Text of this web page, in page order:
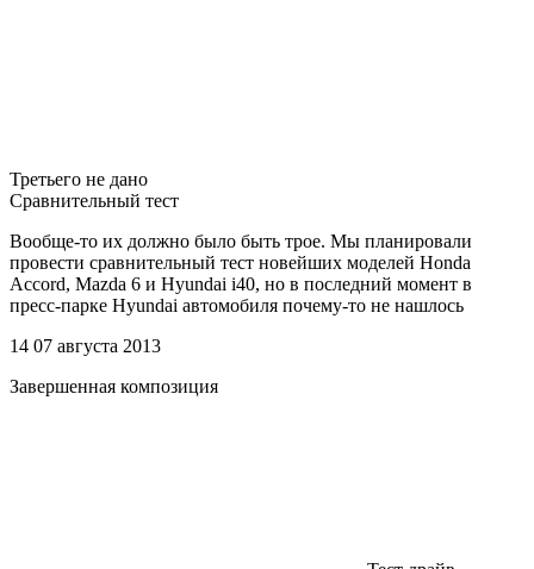
Третьего не дано
Сравнительный тест
Вообще-то их должно было быть трое. Мы планировали
провести сравнительный тест новейших моделей Honda
Accord, Mazda 6 и Hyundai i40, но в последний момент в
пресс-парке Hyundai автомобиля почему-то не нашлось
14 07 августа 2013
Завершенная композиция